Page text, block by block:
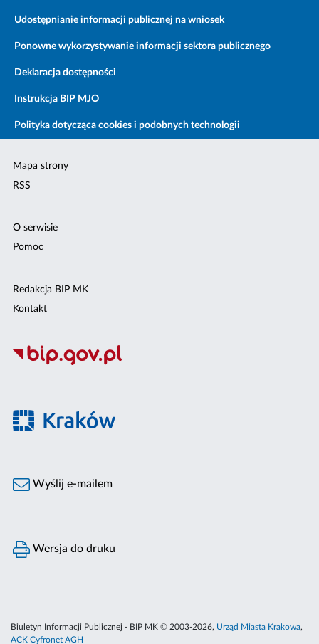
Udostępnianie informacji publicznej na wniosek
Ponowne wykorzystywanie informacji sektora publicznego
Deklaracja dostępności
Instrukcja BIP MJO
Polityka dotycząca cookies i podobnych technologii
Mapa strony
RSS
O serwisie
Pomoc
Redakcja BIP MK
Kontakt
Wyślij e-mailem
Wersja do druku
Biuletyn Informacji Publicznej - BIP MK © 2003-2026, Urząd Miasta Krakowa,
ACK Cyfronet AGH